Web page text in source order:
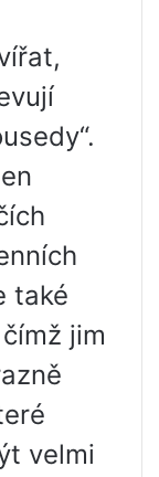
také
jim
velmi